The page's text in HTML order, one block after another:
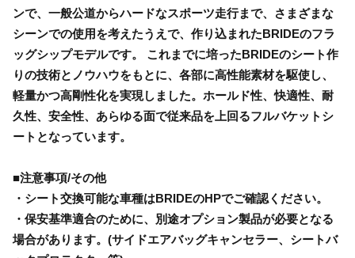
ンで、一般公道からハードなスポーツ走行まで、さまざまな
シーンでの使用を考えたうえで、作り込まれたBRIDEのフラ
ッグシップモデルです。 これまでに培ったBRIDEのシート作
りの技術とノウハウをもとに、各部に高性能素材を駆使し、
軽量かつ高剛性化を実現しました。ホールド性、快適性、耐
久性、安全性、あらゆる面で従来品を上回るフルバケットシ
ートとなっています。
■注意事項/その他
・シート交換可能な車種はBRIDEのHPでご確認ください。
・保安基準適合のために、別途オプション製品が必要となる
場合があります。(サイドエアバッグキャンセラー、シートバ